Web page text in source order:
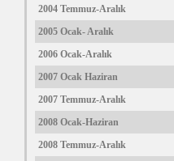
2004 Temmuz-Aralık
2005 Ocak- Aralık
2006 Ocak-Aralık
2007 Ocak Haziran
2007 Temmuz-Aralık
2008 Ocak-Haziran
2008 Temmuz-Aralık